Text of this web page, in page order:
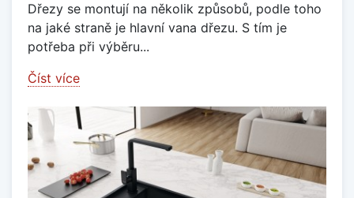
Dřezy se montují na několik způsobů, podle toho
na jaké straně je hlavní vana dřezu. S tím je
potřeba při výběru...
Číst více